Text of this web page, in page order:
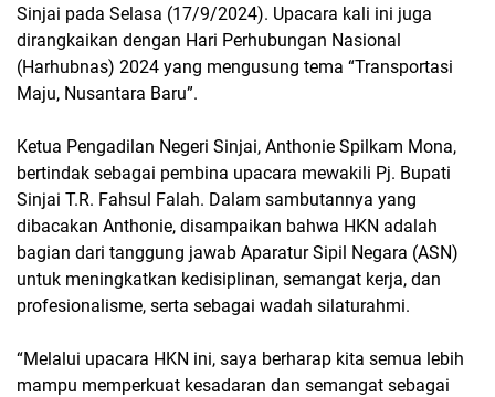
Sinjai pada Selasa (17/9/2024). Upacara kali ini juga
dirangkaikan dengan Hari Perhubungan Nasional
(Harhubnas) 2024 yang mengusung tema “Transportasi
Maju, Nusantara Baru”.
Ketua Pengadilan Negeri Sinjai, Anthonie Spilkam Mona,
bertindak sebagai pembina upacara mewakili Pj. Bupati
Sinjai T.R. Fahsul Falah. Dalam sambutannya yang
dibacakan Anthonie, disampaikan bahwa HKN adalah
bagian dari tanggung jawab Aparatur Sipil Negara (ASN)
untuk meningkatkan kedisiplinan, semangat kerja, dan
profesionalisme, serta sebagai wadah silaturahmi.
“Melalui upacara HKN ini, saya berharap kita semua lebih
mampu memperkuat kesadaran dan semangat sebagai